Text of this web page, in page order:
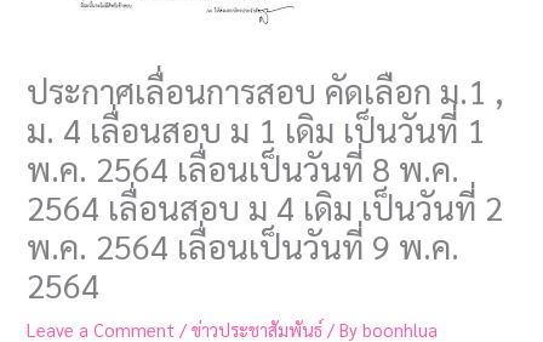
ประกาศเลื่อนการสอบ คัดเลือก ม.1 ,
ม. 4 เลื่อนสอบ ม 1 เดิม เป็นวันที่ 1
พ.ค. 2564 เลื่อนเป็นวันที่ 8 พ.ค.
2564 เลื่อนสอบ ม 4 เดิม เป็นวันที่ 2
พ.ค. 2564 เลื่อนเป็นวันที่ 9 พ.ค.
2564
Leave a Comment /ข่าวประชาสัมพันธ์ / Byboonhlua